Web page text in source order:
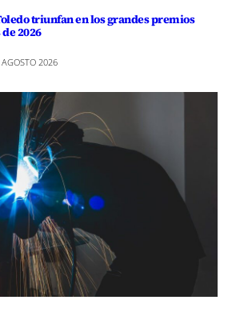
triunfan en los grandes premios
2026
2026